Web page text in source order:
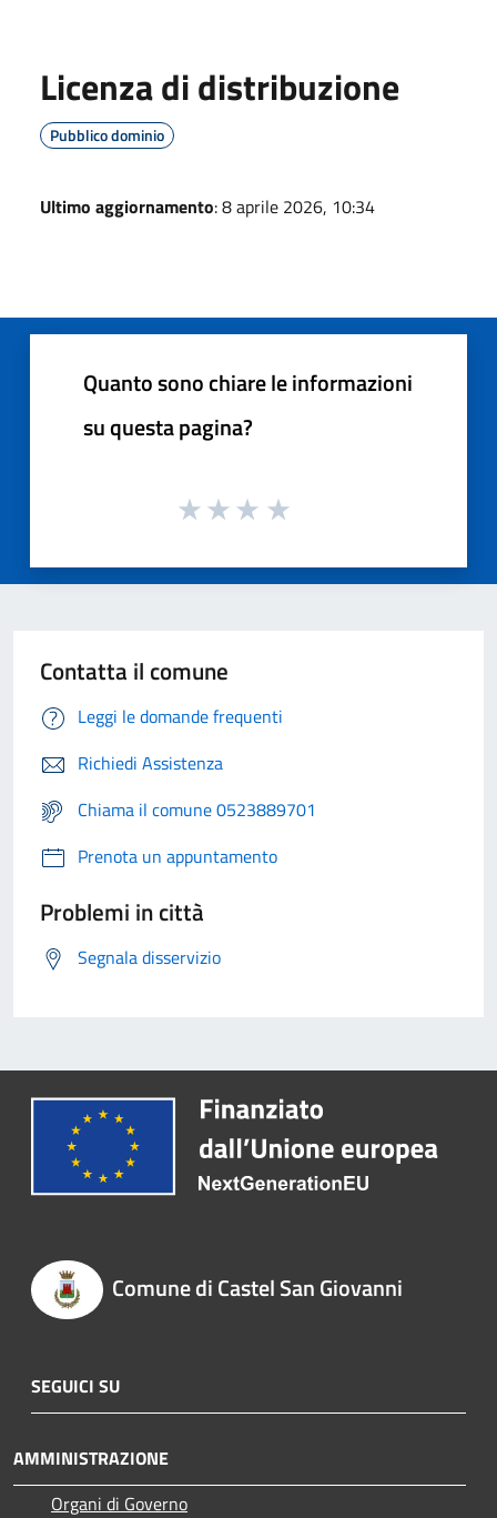
Licenza di distribuzione
Pubblico dominio
Ultimo aggiornamento: 8 aprile 2026, 10:34
Quanto sono chiare le informazioni
su questa pagina?
Contatta il comune
Leggi le domande frequenti
Richiedi Assistenza
Chiama il comune 0523889701
Prenota un appuntamento
Problemi in città
Segnala disservizio
Comune di Castel San Giovanni
SEGUICI SU
AMMINISTRAZIONE
Organi di Governo